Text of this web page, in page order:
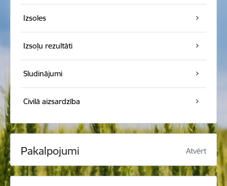
Izsoles
Izsoļu rezultāti
Sludinājumi
Civilā aizsardzība
Pakalpojumi Atvērt